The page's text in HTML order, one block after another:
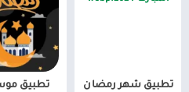
تطبيق شهر رمضان
تطبيق